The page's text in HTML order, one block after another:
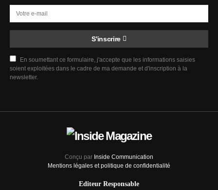
S'inscrire
En soumettant ce formulaire, j'accepte que les informations saisies
soient exploitées dans le cadre de ma demande et d'inscription à la
newsletter.
Conçu par Inside Communication
Mentions légales et politique de confidentialité
Editeur Responsable